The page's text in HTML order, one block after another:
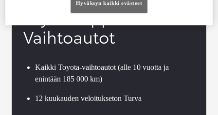
Toyota Approved
Vaihtoautot
Kaikki Toyota-vaihtoautot (alle 10 vuotta ja
enintään 185 000 km)
12 kuukauden veloitukseton Turva
Hyväksyn kaikki evästeet